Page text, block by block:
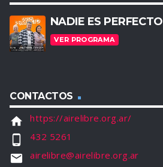
NADIE ES PERFECTO
VER PROGRAMA
CONTACTOS
home https://airelibre.org.ar/
phone_android 432 5261
email airelibre@airelibre.org.ar